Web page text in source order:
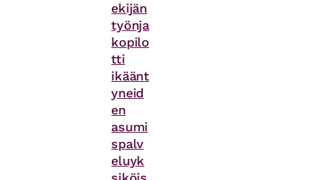
ekijän
työnja
kopilo
tti
ikäänt
yneid
en
asumi
spalv
eluyk